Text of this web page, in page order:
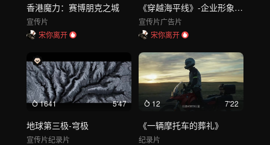
香港魔力：赛博朋克之城
宣传片
宋你离开
《穿越海平线》-企业形象宣传片|ESG|全球化|光伏
宣传片广告片
宋你离开
1641 5'47
地球第三极-穹极
宣传片纪录片
12 7'22
《一辆摩托车的葬礼》
纪录片